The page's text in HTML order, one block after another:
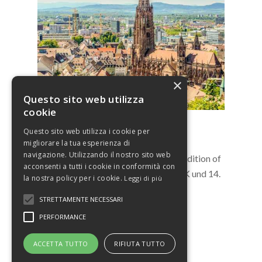
4/11/2022 – 6/11/2022
Eurosets will participated at the 51* edition of
Internationale Jahrestagung der DGfK und 14.
Visit the website
×
Questo sito web utilizza
cookie
Questo sito web utilizza i cookie per
migliorare la tua esperienza di
navigazione. Utilizzando il nostro sito web
acconsenti a tutti i cookie in conformità con
la nostra policy per i cookie. Leggi di più
STRETTAMENTE NECESSARI
PERFORMANCE
ACCETTA TUTTO RIFIUTA TUTTO